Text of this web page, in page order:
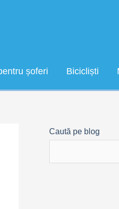
șoferi Bicicliști
Caută pe blog